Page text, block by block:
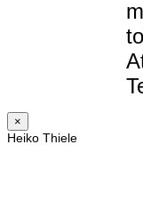
×
Heiko Thiele